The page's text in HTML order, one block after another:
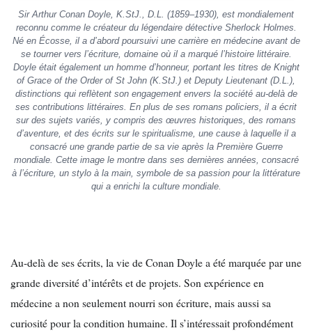
Sir Arthur Conan Doyle, K.StJ., D.L. (1859–1930), est mondialement
reconnu comme le créateur du légendaire détective Sherlock Holmes.
Né en Écosse, il a d’abord poursuivi une carrière en médecine avant de
se tourner vers l’écriture, domaine où il a marqué l’histoire littéraire.
Doyle était également un homme d’honneur, portant les titres de Knight
of Grace of the Order of St John (K.StJ.) et Deputy Lieutenant (D.L.),
distinctions qui reflètent son engagement envers la société au-delà de
ses contributions littéraires. En plus de ses romans policiers, il a écrit
sur des sujets variés, y compris des œuvres historiques, des romans
d’aventure, et des écrits sur le spiritualisme, une cause à laquelle il a
consacré une grande partie de sa vie après la Première Guerre
mondiale. Cette image le montre dans ses dernières années, consacré
à l’écriture, un stylo à la main, symbole de sa passion pour la littérature
qui a enrichi la culture mondiale.
Au-delà de ses écrits, la vie de Conan Doyle a été marquée par une
grande diversité d’intérêts et de projets. Son expérience en
médecine a non seulement nourri son écriture, mais aussi sa
curiosité pour la condition humaine. Il s’intéressait profondément